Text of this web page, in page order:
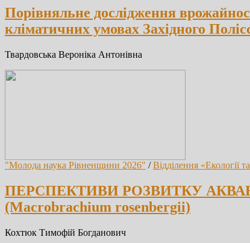
Порівняльне дослідження
кліматичних умовах Західного
Твардовська Вероніка Антонівна
"Молода наука Рівненщини 2026" /Відділення «Екології
ПЕРСПЕКТИВИ РОЗВИТКУ
(Macrobrachium rosenbergii)
Кохтюк Тимофій Богданович